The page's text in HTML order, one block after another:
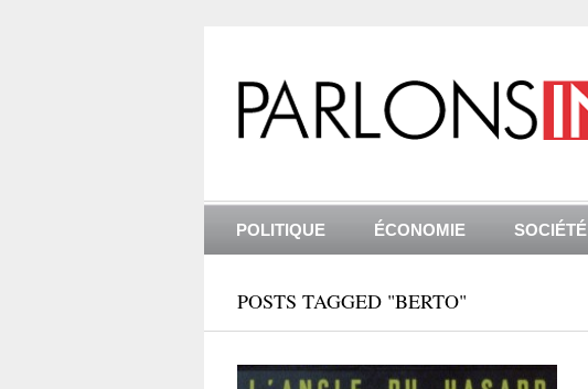
POLITIQUE ÉCONOMIE SOCIÉTÉ
POSTS TAGGED "BERTO"